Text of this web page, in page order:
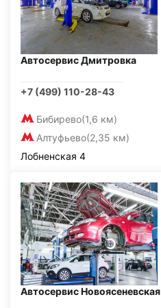
Автосервис Дмитровка
+7 (499) 110-28-43
Бибирево(1,6 км)
Алтуфьево(2,35 км)
Лобненская 4
Автосервис Новоясеневская